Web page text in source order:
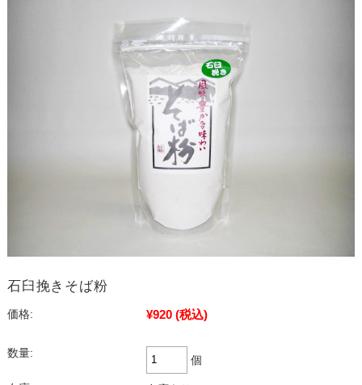
石臼挽きそば粉
価格: ¥920 (税込)
数量:
個